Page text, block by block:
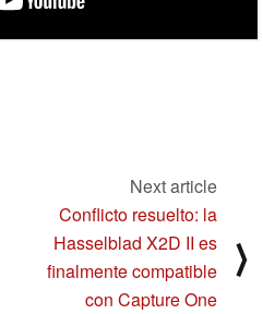
Next article
Conflicto resuelto: la
Hasselblad X2D II es
finalmente compatible
con Capture One
⟩